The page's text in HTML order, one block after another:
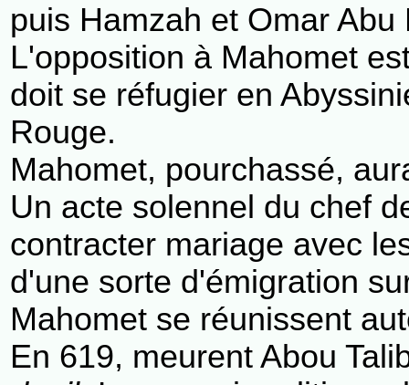
puis Hamzah et Omar
L'opposition à Mahomet
doit se réfugier en
Rouge.
Mahomet, pourchassé,
Un acte solennel du chef
contracter mariage avec
d'une sorte d'émigration
Mahomet se réunissent
En 619, meurent Abou